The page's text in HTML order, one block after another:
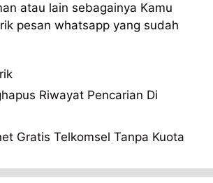
atau lain sebagainya Kamu
pesan whatsapp yang sudah
Riwayat Pencarian Di
Gratis Telkomsel Tanpa Kuota